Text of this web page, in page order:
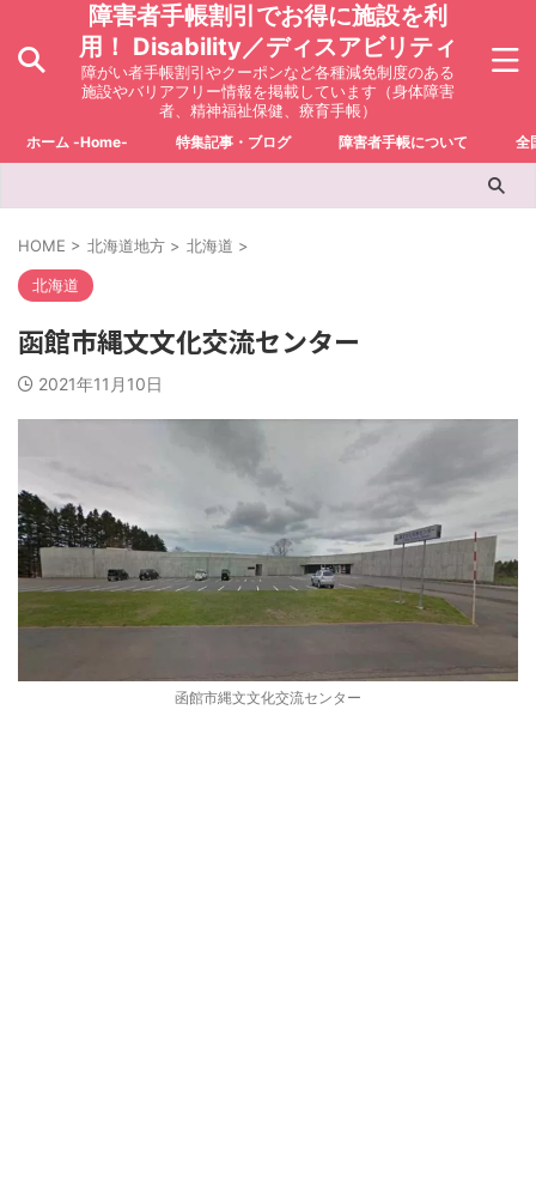
障害者手帳割引でお得に施設を利
用！ Disability／ディスアビリティ
障がい者手帳割引やクーポンなど各種減免制度のある
施設やバリアフリー情報を掲載しています（身体障害
者、精神福祉保健、療育手帳）
ホーム -Home- 特集記事・ブログ 障害者手帳について 全
HOME > 北海道地方 > 北海道 >
北海道
函館市縄文文化交流センター
2021年11月10日
函館市縄文文化交流センター